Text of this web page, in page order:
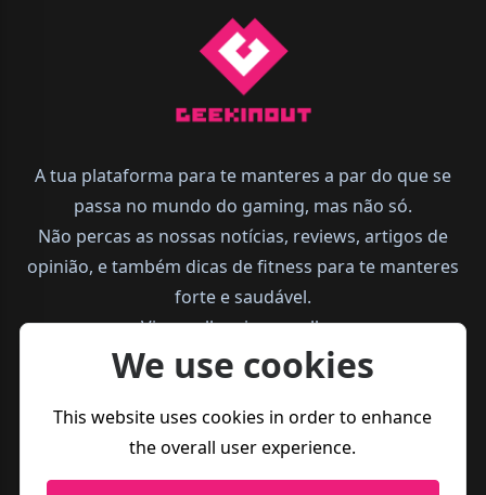
A tua plataforma para te manteres a par do que se
passa no mundo do gaming, mas não só.
Não percas as nossas notícias, reviews, artigos de
opinião, e também dicas de fitness para te manteres
forte e saudável.
Vive melhor, joga melhor.
We use cookies
This website uses cookies in order to enhance
the overall user experience.